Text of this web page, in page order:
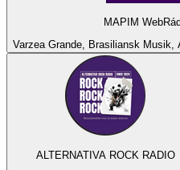
MAPIM
Varzea Grande, Brasiliansk Musik,
ALTERNATIVA ROCK RADIO